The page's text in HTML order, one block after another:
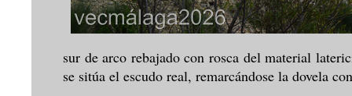
sur de arco rebajado con rosca del material
se sitúa el escudo real, remarcándose la dovela